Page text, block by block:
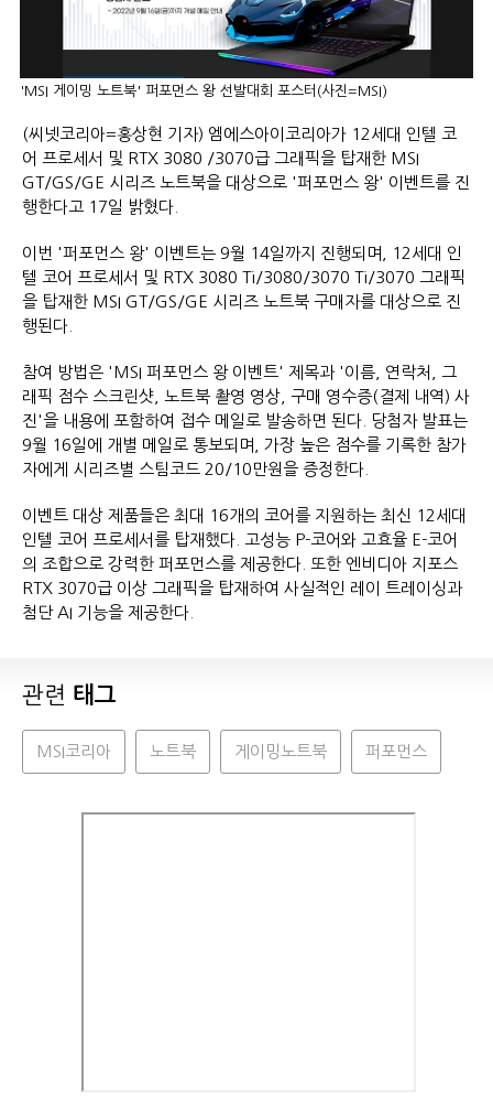
'MSI 게이밍 노트북' 퍼포먼스 왕 선발대회 포스터(사진=MSI)
(씨넷코리아=홍상현 기자) 엠에스아이코리아가 12세대 인텔 코
어 프로세서 및 RTX 3080 /3070급 그래픽을 탑재한 MSI
GT/GS/GE 시리즈 노트북을 대상으로 '퍼포먼스 왕' 이벤트를 진
행한다고 17일 밝혔다.
이번 '퍼포먼스 왕' 이벤트는 9월 14일까지 진행되며, 12세대 인
텔 코어 프로세서 및 RTX 3080 Ti/3080/3070 Ti/3070 그래픽
을 탑재한 MSI GT/GS/GE 시리즈 노트북 구매자를 대상으로 진
행된다.
참여 방법은 'MSI 퍼포먼스 왕 이벤트' 제목과 '이름, 연락처, 그
래픽 점수 스크린샷, 노트북 촬영 영상, 구매 영수증(결제 내역) 사
진'을 내용에 포함하여 접수 메일로 발송하면 된다. 당첨자 발표는
9월 16일에 개별 메일로 통보되며, 가장 높은 점수를 기록한 참가
자에게 시리즈별 스팀코드 20/10만원을 증정한다.
이벤트 대상 제품들은 최대 16개의 코어를 지원하는 최신 12세대
인텔 코어 프로세서를 탑재했다. 고성능 P-코어와 고효율 E-코어
의 조합으로 강력한 퍼포먼스를 제공한다. 또한 엔비디아 지포스
RTX 3070급 이상 그래픽을 탑재하여 사실적인 레이 트레이싱과
첨단 AI 기능을 제공한다.
관련 태그
MSI코리아 노트북 게이밍노트북 퍼포먼스